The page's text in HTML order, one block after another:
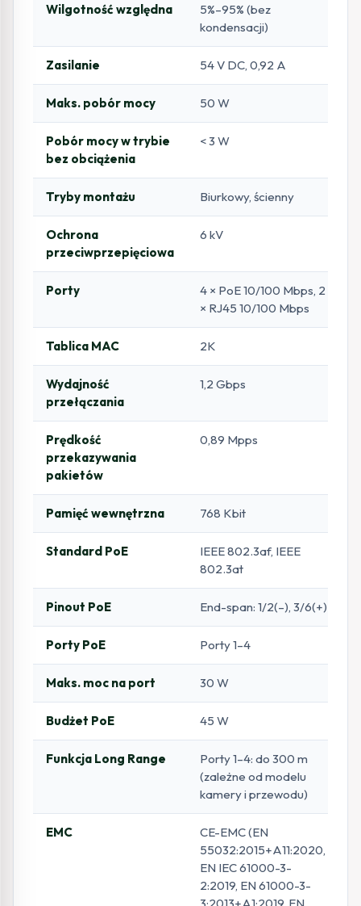
Wilgotność względna
5%–95% (bez
kondensacji)
Zasilanie 54 V DC, 0,92 A
Maks. pobór mocy 50 W
Pobór mocy w trybie
bez obciążenia
< 3 W
Tryby montażu Biurkowy, ścienny
Ochrona
przeciwprzepięciowa
6 kV
Porty
4 × PoE 10/100 Mbps, 2
× RJ45 10/100 Mbps
Tablica MAC 2K
Wydajność
przełączania
1,2 Gbps
Prędkość
przekazywania
pakietów
0,89 Mpps
Pamięć wewnętrzna 768 Kbit
Standard PoE
IEEE 802.3af, IEEE
802.3at
Pinout PoE End-span: 1/2(–), 3/6(+)
Porty PoE Porty 1–4
Maks. moc na port 30 W
Budżet PoE 45 W
Funkcja Long Range
Porty 1–4: do 300 m
(zależne od modelu
kamery i przewodu)
EMC
CE-EMC (EN
55032:2015+A11:2020,
EN IEC 61000-3-
2:2019, EN 61000-3-